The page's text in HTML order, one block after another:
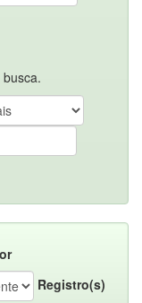
Registro(s)